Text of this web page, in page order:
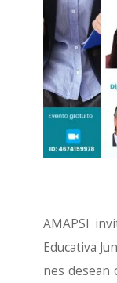
AMAPSI
Edu­ca­ti­va
nes desean